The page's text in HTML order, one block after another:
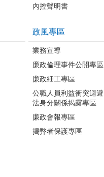
內控聲明書
政風專區
業務宣導
廉政倫理事件公開專區
廉政細工專區
公職人員利益衝突迴避
法身分關係揭露專區
廉政會報專區
揭弊者保護專區